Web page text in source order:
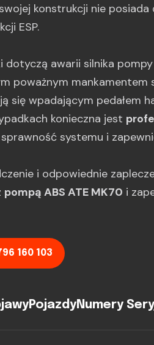
konstrukcji nie
ESP.
awarii silnika
poważnym
się wpadającym pedałem
konieczna jest
systemu i
i odpowiednie
pompą ABS ATE MK70 i
160 103
PojazdyNumery